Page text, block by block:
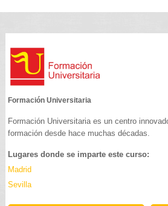
Formación Universitaria
Formación Universitaria es un centro
formación desde hace muchas décadas.
Lugares donde se imparte este curso:
Madrid
Sevilla